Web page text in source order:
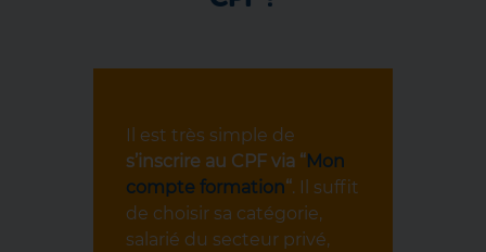
Il est très simple de
s’inscrire au CPF via “Mon
compte formation“. Il suffit
de choisir sa catégorie,
salarié du secteur privé,